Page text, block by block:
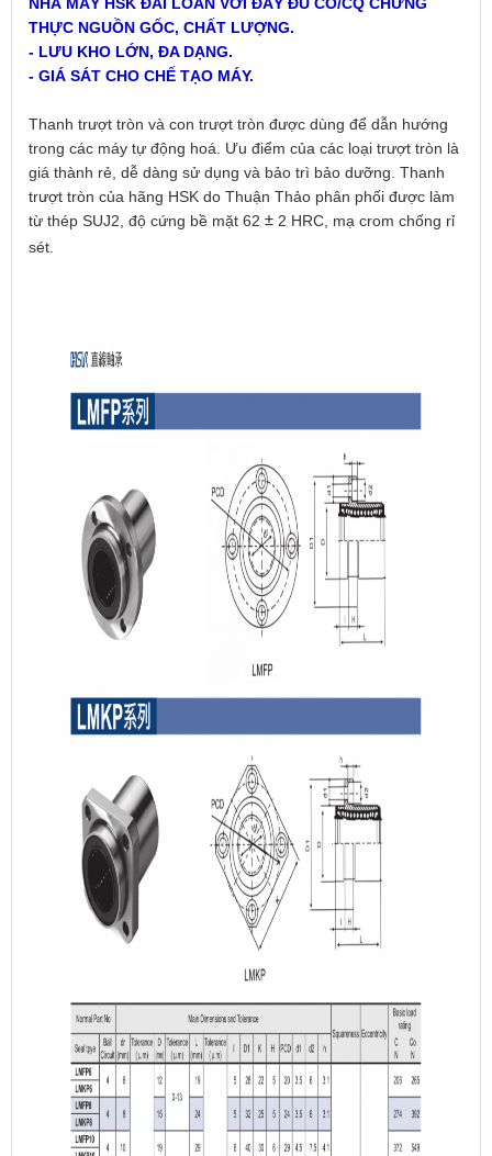
THỰC NGUỒN GỐC, CHẤT LƯỢNG.
- LƯU KHO LỚN, ĐA DẠNG.
- GIÁ SÁT CHO CHẾ TẠO MÁY.
Thanh trượt tròn và con trượt tròn được dùng để dẫn hướng
trong các máy tự động hoá. Ưu điểm của các loại trượt tròn là
giá thành rẻ, dễ dàng sử dụng và bảo trì bảo dưỡng. Thanh
trượt tròn của hãng HSK do Thuận Thảo phân phối được làm
từ thép SUJ2, độ cứng bề mặt 62 ± 2 HRC, mạ crom chống rỉ
sét.